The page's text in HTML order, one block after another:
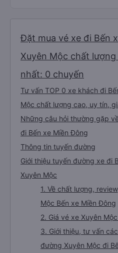
Đặt mua vé xe đi Bến
Xuyên Mộc chất
nhất: 0 chuyến
Tư vấn TOP 0 xe khách đi
Mộc chất lượng cao, uy tín,
Những câu hỏi thường gặp
đi Bến xe Miền Đông
Thông tin tuyến đường
Giới thiệu tuyến đường xe đi
Xuyên Mộc
1. Về chất lượng,
Mộc Bến xe Miền Đông
2. Giá vé xe Xuyên
3. Giới thiệu, tư vấn
đường Xuyên Mộc đi